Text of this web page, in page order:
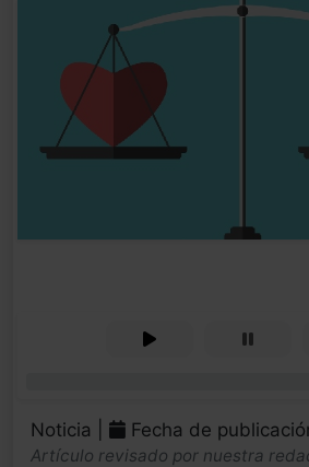
Noticia | Fecha de
Artículo revisado por nuestra